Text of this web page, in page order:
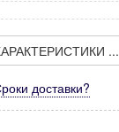
...
доставки?